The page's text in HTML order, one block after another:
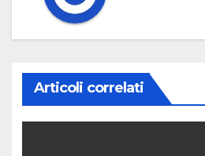
Articoli correlati